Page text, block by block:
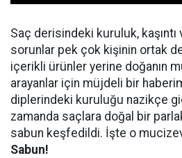
Saç derisindeki kuruluk,
sorunlar pek çok kişinin ortak
içerikli ürünler yerine doğanın
arayanlar için müjdeli bir
diplerindeki kuruluğu nazikçe
zamanda saçlara doğal bir
sabun keşfedildi. İşte o
Sabun!